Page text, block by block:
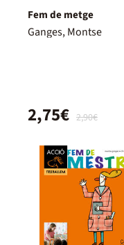
Fem de metge
Ganges, Montse
2,90€
2,75€